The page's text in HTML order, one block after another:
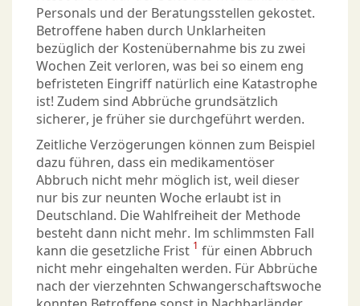
Personals und der Beratungsstellen gekostet.
Betroffene haben durch Unklarheiten
bezüglich der Kostenübernahme bis zu zwei
Wochen Zeit verloren, was bei so einem eng
befristeten Eingriff natürlich eine Katastrophe
ist! Zudem sind Abbrüche grundsätzlich
sicherer, je früher sie durchgeführt werden.
Zeitliche Verzögerungen können zum Beispiel
dazu führen, dass ein medikamentöser
Abbruch nicht mehr möglich ist, weil dieser
nur bis zur neunten Woche erlaubt ist in
Deutschland. Die Wahlfreiheit der Methode
besteht dann nicht mehr. Im schlimmsten Fall
kann die gesetzliche Frist 1 für einen Abbruch
nicht mehr eingehalten werden. Für Abbrüche
nach der vierzehnten Schwangerschaftswoche